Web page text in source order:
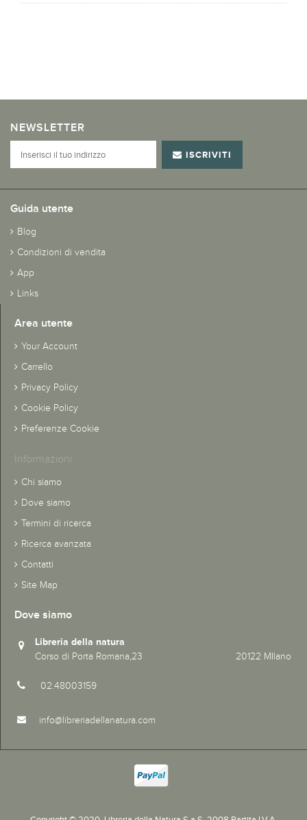
NEWSLETTER
ISCRIVITI
Guida utente
Blog
Condizioni di vendita
App
Links
Area utente
Your Account
Carrello
Privacy Policy
Cookie Policy
Preferenze Cookie
Informazioni
Chi siamo
Dove siamo
Termini di ricerca
Ricerca avanzata
Contatti
Site Map
Dove siamo
Libreria della natura
Corso di Porta Romana,23 20122 MIlano
02.48003159
info@libreriadellanatura.com